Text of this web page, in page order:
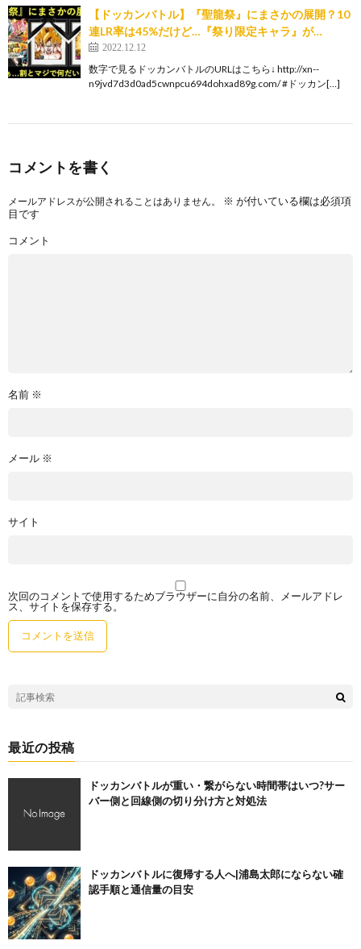
【ドッカンバトル】『聖龍祭』にまさかの展開？10
連LR率は45%だけど…『祭り限定キャラ』が…
2022.12.12
数字で見るドッカンバトルのURLはこちら↓ http://xn--
n9jvd7d3d0ad5cwnpcu694dohxad89g.com/ #ドッカン[…]
コメントを書く
メールアドレスが公開されることはありません。 ※ が付いている欄は必須項
目です
コメント
名前 ※
メール ※
サイト
次回のコメントで使用するためブラウザーに自分の名前、メールアドレ
ス、サイトを保存する。
最近の投稿
ドッカンバトルが重い・繋がらない時間帯はいつ?サー
バー側と回線側の切り分け方と対処法
ドッカンバトルに復帰する人へ|浦島太郎にならない確
認手順と通信量の目安